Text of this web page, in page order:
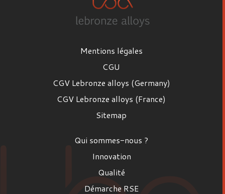
Mentions légales
CGU
CGV Lebronze alloys (Germany)
CGV Lebronze alloys (France)
Sitemap
Qui sommes-nous ?
Innovation
Qualité
Démarche RSE